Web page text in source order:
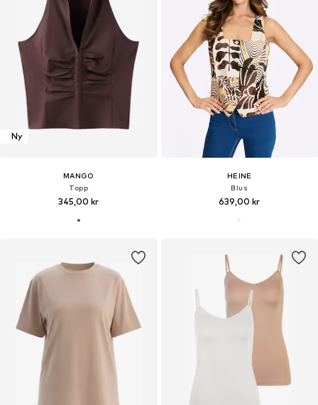
Ny
MANGO
Topp
345,00 kr
HEINE
Blus
639,00 kr